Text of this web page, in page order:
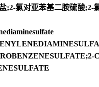
;2-氯对亚苯基二胺硫酸